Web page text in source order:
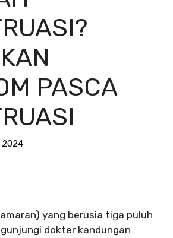
PASCA
2024
yang berusia tiga puluh
dokter kandungan